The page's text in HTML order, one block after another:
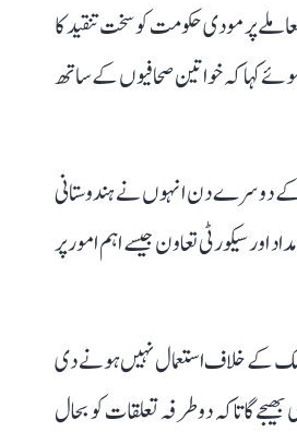
پر مودی حکومت کو سخت تنقید کا
کہا کہ خواتین صحافیوں کے ساتھ
تھے۔ اپنے قیام کے دوسرے دن انہوں نے ہندوستانی
سیکورٹی تعاون جیسے اہم امور پر
ملک کے خلاف استعمال نہیں ہونے دی
گا تاکہ دوطرفہ تعلقات کو بحال